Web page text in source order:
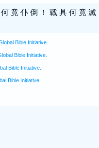
竟 仆 倒 ！ 戰 具 何 竟 滅
Bible Initiative.
Bible Initiative.
Bible Initiative.
Bible Initiative.